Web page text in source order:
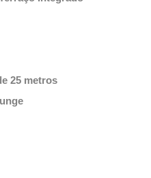
25 metros